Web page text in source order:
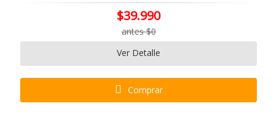
$39.990
antes $0
Ver Detalle
Comprar